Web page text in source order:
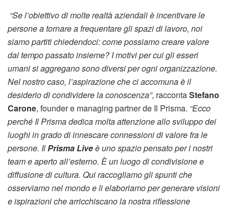
“Se l’obiettivo di molte realtà aziendali è incentivare le
persone a tornare a frequentare gli spazi di lavoro, noi
siamo partiti chiedendoci: come possiamo creare valore
dal tempo passato insieme? I motivi per cui gli esseri
umani si aggregano sono diversi per ogni organizzazione.
Nel nostro caso, l’aspirazione che ci accomuna è il
desiderio di condividere la conoscenza”, raccontaStefano
Carone, founder e managing partner de Il Prisma. “Ecco
perché Il Prisma dedica molta attenzione allo sviluppo dei
luoghi in grado di innescare connessioni di valore fra le
persone. IlPrisma Liveè uno spazio pensato per i nostri
team e aperto all’esterno. È un luogo di condivisione e
diffusione di cultura. Qui raccogliamo gli spunti che
osserviamo nel mondo e li elaboriamo per generare visioni
e ispirazioni che arricchiscano la nostra riflessione